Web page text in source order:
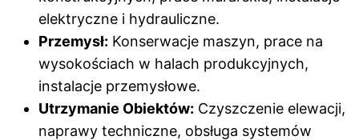
elektryczne i hydrauliczne.
Przemysł: Konserwacje maszyn, prace na
wysokościach w halach produkcyjnych,
instalacje przemysłowe.
Utrzymanie Obiektów: Czyszczenie elewacji,
naprawy techniczne, obsługa systemów